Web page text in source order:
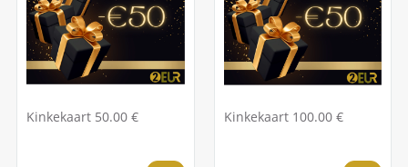
Kinkekaart 50.00 € Kinkekaart 100.00 €